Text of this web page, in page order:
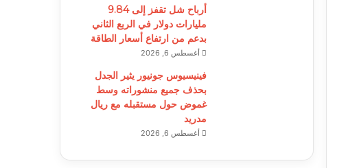
أرباح شل تقفز إلى 9.84
مليارات دولار في الربع الثاني
بدعم من ارتفاع أسعار الطاقة
أغسطس 6, 2026
فينيسيوس جونيور يثير الجدل
بحذف جميع منشوراته وسط
غموض حول مستقبله مع ريال
مدريد
أغسطس 6, 2026